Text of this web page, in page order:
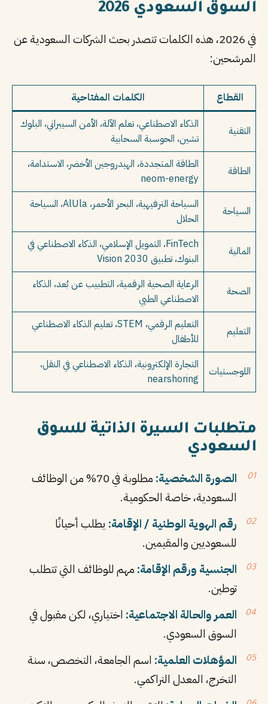
السوق السعودي 2026
في 2026، هذه الكلمات تتصدر بحث الشركات السعودية عن
المرشحين:
القطاع الكلمات المفتاحية
التقنية
الذكاء الاصطناعي، تعلم الآلة، الأمن السيبراني، البلوك
تشين، الحوسبة السحابية
الطاقة
الطاقة المتجددة، الهيدروجين الأخضر، الاستدامة،
neom-energy
السياحة
السياحة الترفيهية، البحر الأحمر، AlUla، السياحة
الحلال
المالية
FinTech، التمويل الإسلامي، الذكاء الاصطناعي في
البنوك، تطبيق Vision 2030
الصحة
الرعاية الصحية الرقمية، التطبيب عن بُعد، الذكاء
الاصطناعي الطبي
التعليم
التعليم الرقمي، STEM، تعليم الذكاء الاصطناعي
للأطفال
اللوجستيات
التجارة الإلكترونية، الذكاء الاصطناعي في النقل،
nearshoring
متطلبات السيرة الذاتية للسوق
السعودي
الصورة الشخصية:
مطلوبة في 70% من الوظائف
السعودية، خاصة الحكومية.
رقم الهوية الوطنية / الإقامة: يطلب أحيانًا
للسعوديين والمقيمين.
الجنسية ورقم الإقامة: مهم للوظائف التي تتطلب
توطين.
العمر والحالة الاجتماعية: اختياري، لكن مقبول في
السوق السعودي.
المؤهلات العلمية: اسم الجامعة، التخصص، سنة
التخرج، المعدل التراكمي.